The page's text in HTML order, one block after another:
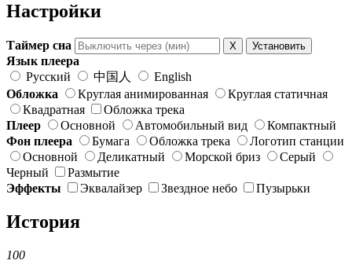
Настройки
Таймер сна X Установить
Язык плеера
Русский
中国人
English
Обложка
Круглая анимированная
Круглая статичная
Квадратная
Обложка трека
Плеер
Основной Автомобильный вид
Компактный
Фон плеера
Бумага Обложка трека
Логотип станции
Основной
Деликатный Морской бриз
Серый
Черный
Размытие
Эффекты
Эквалайзер Звездное небо Пузырьки
История
100